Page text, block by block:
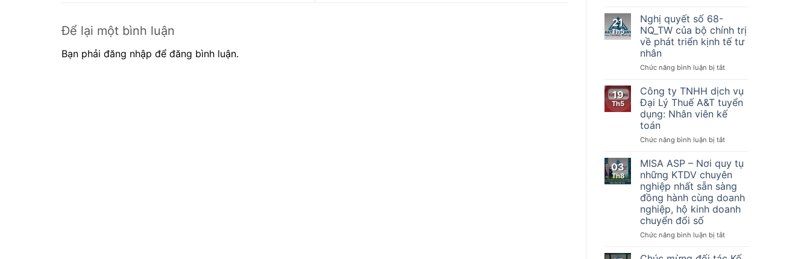
Để lại một bình luận
Bạn phải đăng nhập để đăng bình luận.
số
điều
thuế
ngày
13
Nghị
định
số
123/2020/NĐ-
CP
tháng
số
198/2025/QH15
Về
số
chế,
chính
sách
đặc
phát
tế
tư
nhân
21
Th5
Nghị quyết số 68-
NQ_TW của bộ chính trị
về phát triển kịnh tế tư
nhân
Chức năng bình luận bị tắtở
quyết
số
68-
NQ_TW
bộ
về
phát
triển
kịnh
tế
19
Th5
Công ty TNHH dịch vụ
Đại Lý Thuế A&T tuyển
dụng: Nhân viên kế
toán
Chức năng bình luận bị tắtở
TNHH
dịch
vụ
Đại
Lý
03
Th8
MISA ASP – Nơi quy tụ
những KTDV chuyên
nghiệp nhất sẵn sàng
đồng hành cùng doanh
nghiệp, hộ kinh doanh
chuyển đổi số
Chức năng bình luận bị tắtở
ASP